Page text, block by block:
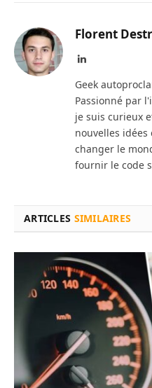
Florent
LinkedIn
Geek
Passionné par
je suis curieux
nouvelles idées
changer le
fournir le code
ARTICLES SIMILAIRES